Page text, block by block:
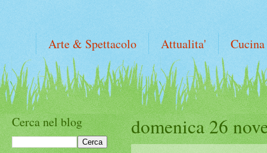
Arte & Spettacolo Attualita' Cucina
domenica 26
Cerca nel blog